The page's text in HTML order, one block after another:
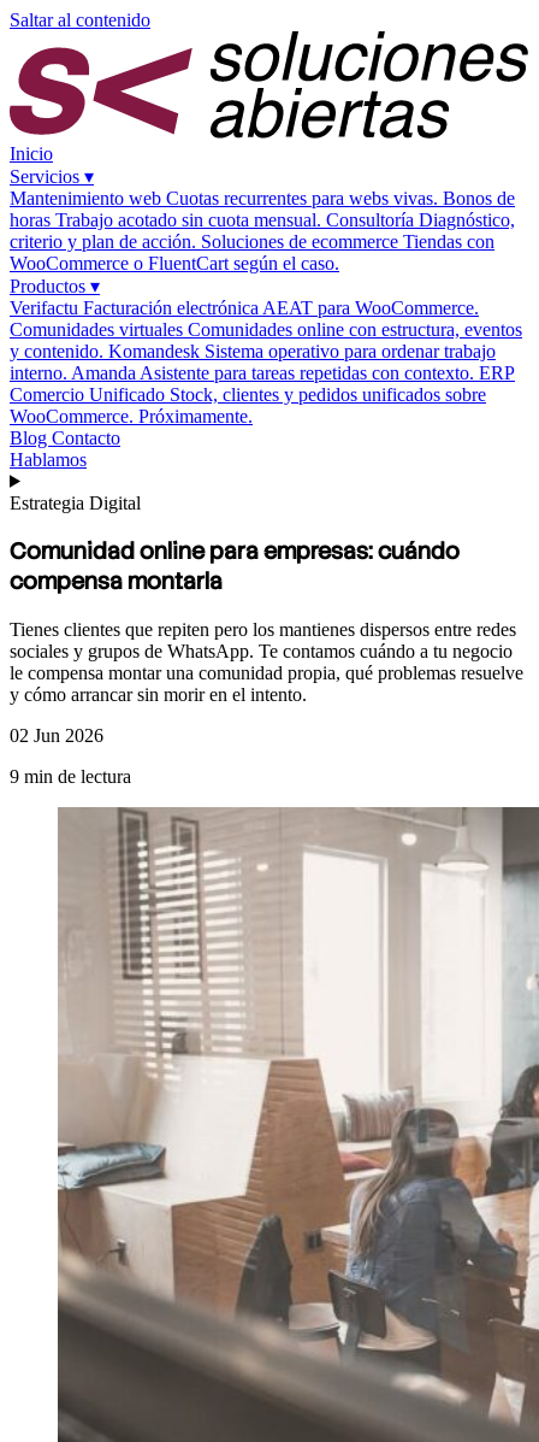
Saltar al contenido
Inicio
Servicios ▾
Mantenimiento web Cuotas recurrentes para webs vivas. Bonos de
horas Trabajo acotado sin cuota mensual. Consultoría Diagnóstico,
criterio y plan de acción. Soluciones de ecommerce Tiendas con
WooCommerce o FluentCart según el caso.
Productos ▾
Verifactu Facturación electrónica AEAT para WooCommerce.
Comunidades virtuales Comunidades online con estructura, eventos
y contenido. Komandesk Sistema operativo para ordenar trabajo
interno. Amanda Asistente para tareas repetidas con contexto. ERP
Comercio Unificado Stock, clientes y pedidos unificados sobre
WooCommerce. Próximamente.
Blog Contacto
Hablamos
Estrategia Digital
Comunidad online para empresas: cuándo
compensa montarla
Tienes clientes que repiten pero los mantienes dispersos entre redes
sociales y grupos de WhatsApp. Te contamos cuándo a tu negocio
le compensa montar una comunidad propia, qué problemas resuelve
y cómo arrancar sin morir en el intento.
02 Jun 2026
9 min de lectura